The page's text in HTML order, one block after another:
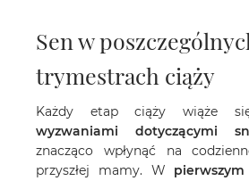
Sen w
trymestrach ciąży
Każdy etap ciąży wiąże
wyzwaniami dotyczącymi
znacząco wpłynąć na
przyszłej mamy. W